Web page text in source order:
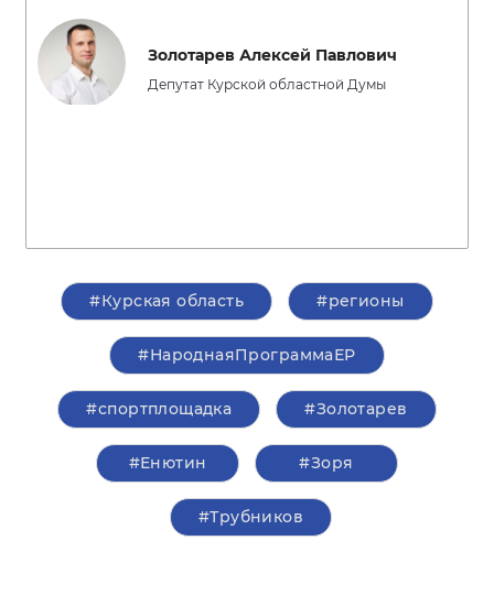
Золотарев Алексей Павлович
Депутат Курской областной Думы
#Курская область #регионы
#НароднаяПрограммаЕР
#спортплощадка #Золотарев
#Енютин #Зоря
#Трубников